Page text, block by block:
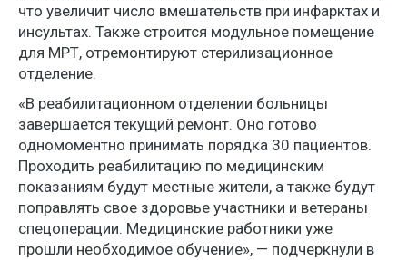
что увеличит число вмешательств при инфарктах и
инсультах. Также строится модульное помещение
для МРТ, отремонтируют стерилизационное
отделение.
«В реабилитационном отделении больницы
завершается текущий ремонт. Оно готово
одномоментно принимать порядка 30 пациентов.
Проходить реабилитацию по медицинским
показаниям будут местные жители, а также будут
поправлять свое здоровье участники и ветераны
спецоперации. Медицинские работники уже
прошли необходимое обучение», — подчеркнули в